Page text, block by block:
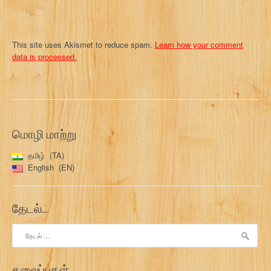
This site uses Akismet to reduce spam. Learn how your comment
data is processed.
மொழி மாற்று
தமிழ்
TA
English
EN
தேடல்…
தேடு: